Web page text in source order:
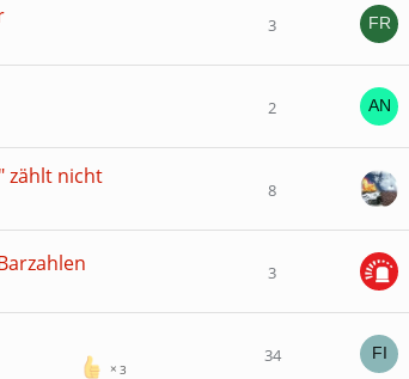
3
2
zählt nicht
8
3
3
34